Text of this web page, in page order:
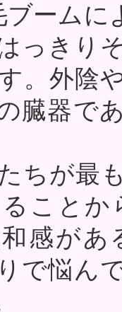
ブームに
っきり
。外陰
臓器で
ちが最
こと
感が
で悩ん